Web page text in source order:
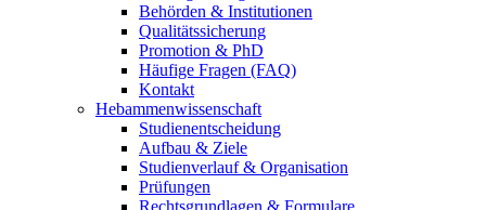
Behörden & Institutionen
Qualitätssicherung
Promotion & PhD
Häufige Fragen (FAQ)
Kontakt
Hebammenwissenschaft
Studienentscheidung
Aufbau & Ziele
Studienverlauf & Organisation
Prüfungen
Rechtsgrundlagen & Formulare